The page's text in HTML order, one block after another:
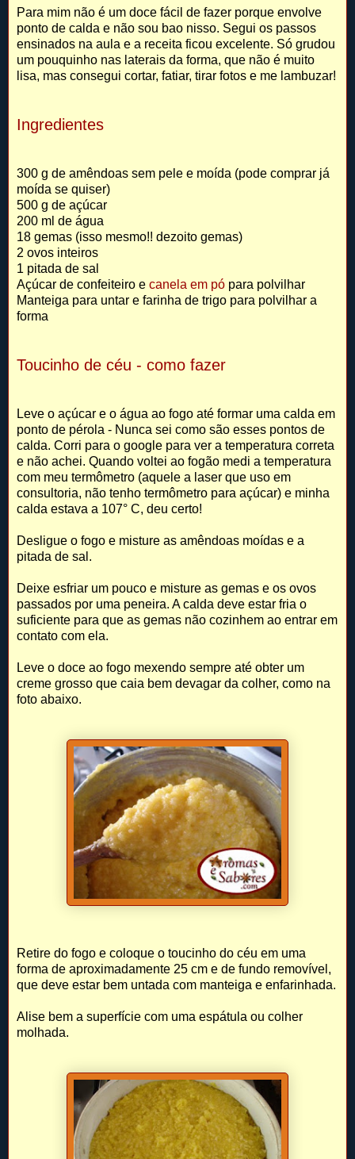
Para mim não é um doce fácil de fazer porque envolve
ponto de calda e não sou bao nisso. Segui os passos
ensinados na aula e a receita ficou excelente. Só grudou
um pouquinho nas laterais da forma, que não é muito
lisa, mas consegui cortar, fatiar, tirar fotos e me lambuzar!
Ingredientes
300 g de amêndoas sem pele e moída (pode comprar já
moída se quiser)
500 g de açúcar
200 ml de água
18 gemas (isso mesmo!! dezoito gemas)
2 ovos inteiros
1 pitada de sal
Açúcar de confeiteiro e canela em pó para polvilhar
Manteiga para untar e farinha de trigo para polvilhar a
forma
Toucinho de céu - como fazer
Leve o açúcar e o água ao fogo até formar uma calda em
ponto de pérola - Nunca sei como são esses pontos de
calda. Corri para o google para ver a temperatura correta
e não achei. Quando voltei ao fogão medi a temperatura
com meu termômetro (aquele a laser que uso em
consultoria, não tenho termômetro para açúcar) e minha
calda estava a 107° C, deu certo!
Desligue o fogo e misture as amêndoas moídas e a
pitada de sal.
Deixe esfriar um pouco e misture as gemas e os ovos
passados por uma peneira. A calda deve estar fria o
suficiente para que as gemas não cozinhem ao entrar em
contato com ela.
Leve o doce ao fogo mexendo sempre até obter um
creme grosso que caia bem devagar da colher, como na
foto abaixo.
Retire do fogo e coloque o toucinho do céu em uma
forma de aproximadamente 25 cm e de fundo removível,
que deve estar bem untada com manteiga e enfarinhada.
Alise bem a superfície com uma espátula ou colher
molhada.